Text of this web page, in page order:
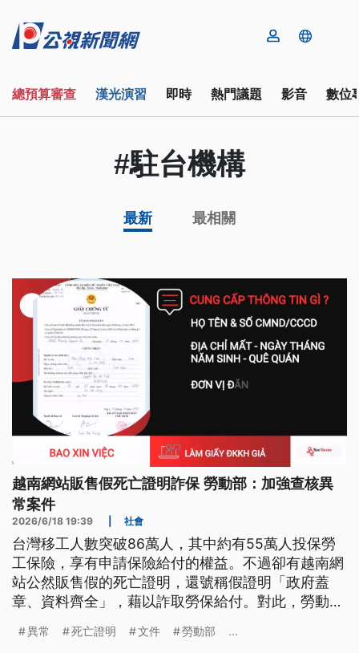
總預算審查 漢光演習 即時 熱門議題 影音 數位
#駐台機構
最新 最相關
越南網站販售假死亡證明詐保 勞動部：加強查核異
常案件
2026/6/18 19:39 社會
台灣移工人數突破86萬人，其中約有55萬人投保勞
工保險，享有申請保險給付的權益。不過卻有越南網
站公然販售假的死亡證明，還號稱假證明「政府蓋
章、資料齊全」，藉以詐取勞保給付。對此，勞動部
明文件的真實性，加強查核異常的案件。
異常 死亡證明 文件 勞動部 ...